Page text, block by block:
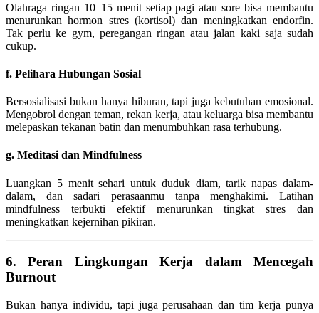
Olahraga ringan 10–15 menit setiap pagi atau sore bisa membantu
menurunkan hormon stres (kortisol) dan meningkatkan endorfin.
Tak perlu ke gym, peregangan ringan atau jalan kaki saja sudah
cukup.
f. Pelihara Hubungan Sosial
Bersosialisasi bukan hanya hiburan, tapi juga kebutuhan emosional.
Mengobrol dengan teman, rekan kerja, atau keluarga bisa membantu
melepaskan tekanan batin dan menumbuhkan rasa terhubung.
g. Meditasi dan Mindfulness
Luangkan 5 menit sehari untuk duduk diam, tarik napas dalam-
dalam, dan sadari perasaanmu tanpa menghakimi. Latihan
mindfulness terbukti efektif menurunkan tingkat stres dan
meningkatkan kejernihan pikiran.
6. Peran Lingkungan Kerja dalam Mencegah
Burnout
Bukan hanya individu, tapi juga perusahaan dan tim kerja punya